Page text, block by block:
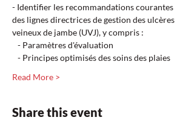
- Identifier les recommandations courantes
des lignes directrices de gestion des ulcères
veineux de jambe (UVJ), y compris :
- Paramètres d'évaluation
- Principes optimisés des soins des plaies
Read More >
Share this event